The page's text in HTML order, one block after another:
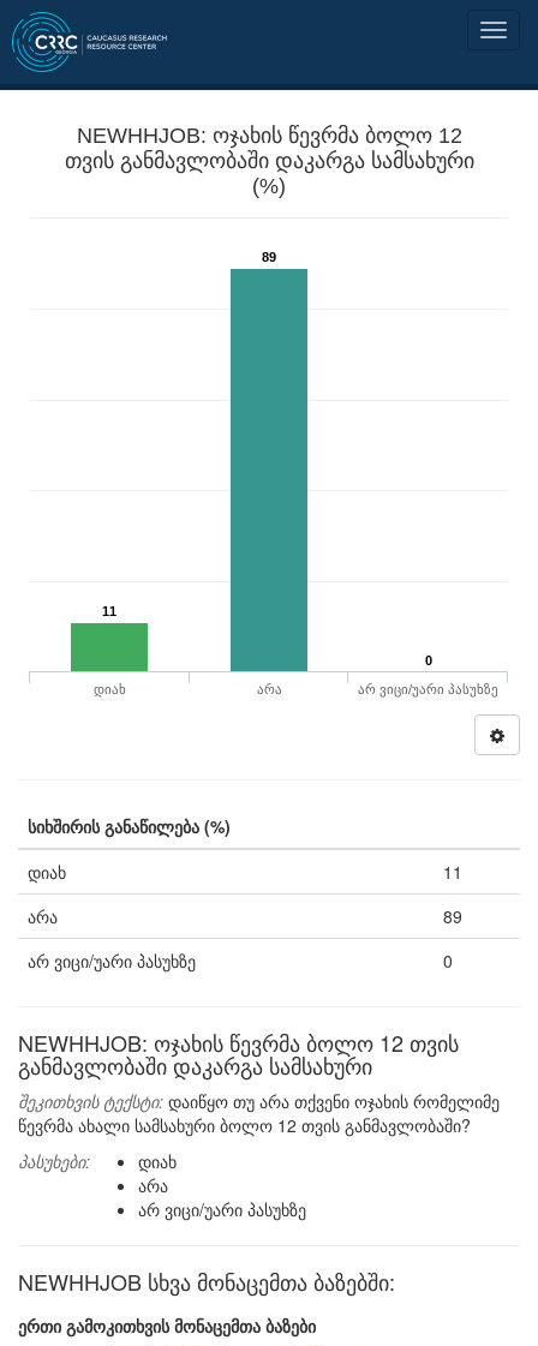
NEWHHJOB: ოჯახის წევრმა ბოლო 12
თვის განმავლობაში დაკარგა სამსახური
(%)
11
89
0
დიახ არა არ ვიცი/უარი პასუხზე
სიხშირის განაწილება (%)
დიახ
11
არა
89
არ ვიცი/უარი პასუხზე
0
NEWHHJOB: ოჯახის წევრმა ბოლო 12 თვის
განმავლობაში დაკარგა სამსახური
შეკითხვის ტექსტი: დაიწყო თუ არა თქვენი ოჯახის რომელიმე
წევრმა ახალი სამსახური ბოლო 12 თვის განმავლობაში?
პასუხები:
დიახ
არა
არ ვიცი/უარი პასუხზე
NEWHHJOB სხვა მონაცემთა ბაზებში:
ერთი გამოკითხვის მონაცემთა ბაზები